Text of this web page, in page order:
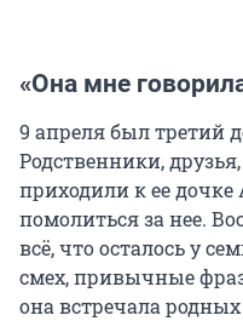
«Она мне
9 апреля был третий
Родственники,
приходили к ее
помолиться за нее.
всё, что осталось у
смех, привычные
она встречала